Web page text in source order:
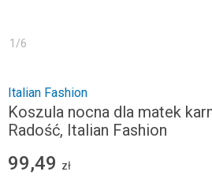
1 /6
Italian Fashion
Koszula nocna dla matek
Radość, Italian Fashion
99,49 zł